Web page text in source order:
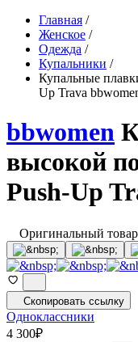
Главная /
Женское /
Одежда /
Купальники /
Купальные
Up Trava
bbwomen
высокой
Push-Up
Оригинальный товар
Скопировать ссылку
Одноклассники
4 300₽